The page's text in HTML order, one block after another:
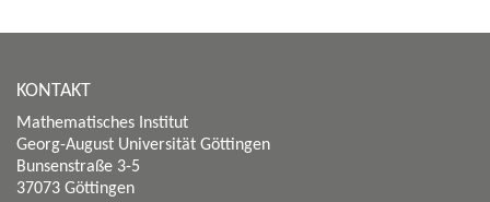
KONTAKT
Mathematisches Institut
Georg-August Universität Göttingen
Bunsenstraße 3-5
37073 Göttingen